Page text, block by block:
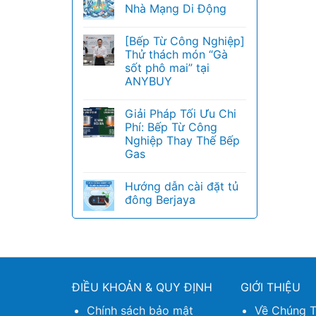
Nhà Mạng Di Động
[Bếp Từ Công Nghiệp]
Thử thách món “Gà
sốt phô mai” tại
ANYBUY
Giải Pháp Tối Ưu Chi
Phí: Bếp Từ Công
Nghiệp Thay Thế Bếp
Gas
Hướng dẫn cài đặt tủ
đông Berjaya
ĐIỀU KHOẢN & QUY ĐỊNH
Chính sách bảo mật
GIỚI THIỆU
Về Chúng